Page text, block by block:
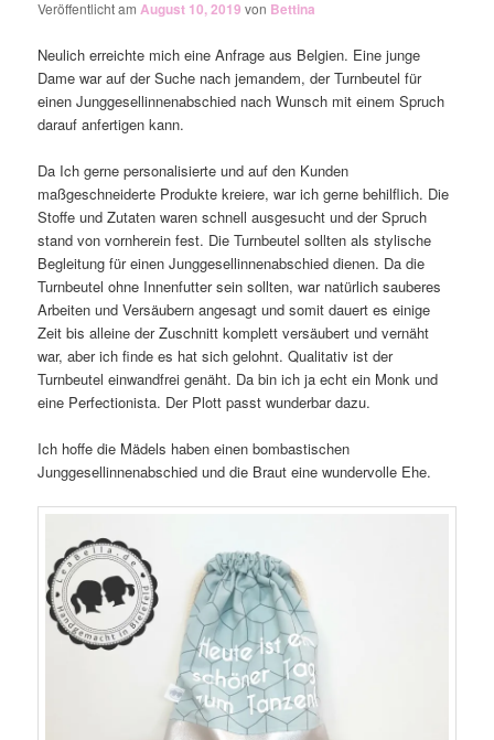
Veröffentlicht amAugust 10, 2019 von Bettina
Neulich erreichte mich eine Anfrage aus Belgien. Eine junge
Dame war auf der Suche nach jemandem, der Turnbeutel für
einen Junggesellinnenabschied nach Wunsch mit einem Spruch
darauf anfertigen kann.
Da Ich gerne personalisierte und auf den Kunden
maßgeschneiderte Produkte kreiere, war ich gerne behilflich. Die
Stoffe und Zutaten waren schnell ausgesucht und der Spruch
stand von vornherein fest. Die Turnbeutel sollten als stylische
Begleitung für einen Junggesellinnenabschied dienen. Da die
Turnbeutel ohne Innenfutter sein sollten, war natürlich sauberes
Arbeiten und Versäubern angesagt und somit dauert es einige
Zeit bis alleine der Zuschnitt komplett versäubert und vernäht
war, aber ich finde es hat sich gelohnt. Qualitativ ist der
Turnbeutel einwandfrei genäht. Da bin ich ja echt ein Monk und
eine Perfectionista. Der Plott passt wunderbar dazu.
Ich hoffe die Mädels haben einen bombastischen
Junggesellinnenabschied und die Braut eine wundervolle Ehe.